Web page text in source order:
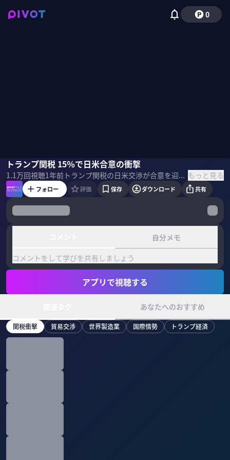
0
トランプ関税 15％で日米合意の衝撃
1.1万回視聴1年前 トランプ関税の日米交渉が合意を迎え、相互関税が15％に引き下げられることが明らかに。難航と言われていた交渉がこのタイミングで妥結したのはなぜ？トランプ政権側の狙いとは？日本とアメリカの経済への影響は？丸紅経済研究所の今村卓社長が徹底分析＆緊急解説。 ＜ゲスト＞ 今村卓｜丸紅経済研究所 社長 2008~2017年 丸紅米国会社ワシントン事務所長。現場経験に裏付けられた 独自の米国観を培い、米国政治経済から世界経済、国際政治、経済安全保障まで分析・論説を行う。日本経済団体連合会外交委員会企画部会長。 ＜目次＞ もっと見る
今村卓小手森千紗
フォロー 評価 保存 ダウンロード 共有
自分メモ
コメントをして学びを共有しましょう
アプリで視聴する
あなたへのおすすめ
関税衝撃 貿易交渉 世界製造業 国際情勢 トランプ経済